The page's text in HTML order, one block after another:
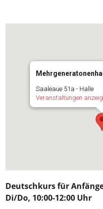
Saaleaue 51a - Halle
Veranstaltungen
Deutschkurs für
Di/Do, 10:00-12:00 Uhr